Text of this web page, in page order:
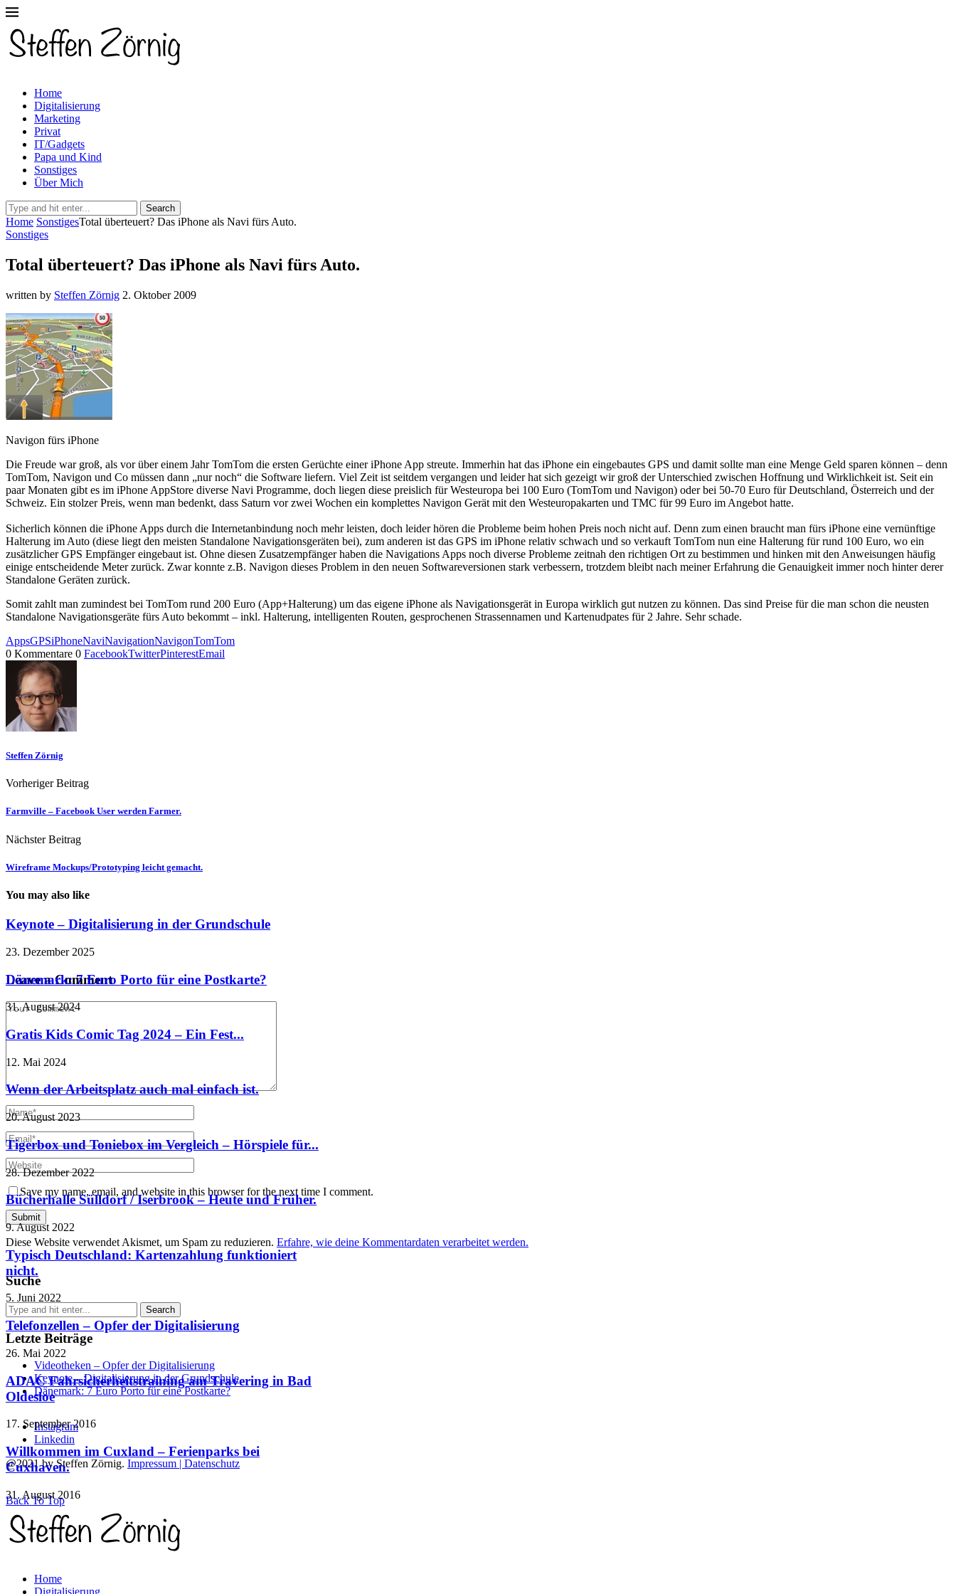
Home
Digitalisierung
Marketing
Privat
IT/Gadgets
Papa und Kind
Sonstiges
Über Mich
Search
Home SonstigesTotal überteuert? Das iPhone als Navi fürs Auto.
Sonstiges
Total überteuert? Das iPhone als Navi fürs Auto.
written by Steffen Zörnig 2. Oktober 2009
Navigon fürs iPhone
Die Freude war groß, als vor über einem Jahr TomTom die ersten Gerüchte einer iPhone App streute. Immerhin hat das iPhone ein eingebautes GPS und damit sollte man eine Menge Geld sparen können – denn
TomTom, Navigon und Co müssen dann „nur noch“ die Software liefern. Viel Zeit ist seitdem vergangen und leider hat sich gezeigt wir groß der Unterschied zwischen Hoffnung und Wirklichkeit ist. Seit ein
paar Monaten gibt es im iPhone AppStore diverse Navi Programme, doch liegen diese preislich für Westeuropa bei 100 Euro (TomTom und Navigon) oder bei 50-70 Euro für Deutschland, Österreich und der
Schweiz. Ein stolzer Preis, wenn man bedenkt, dass Saturn vor zwei Wochen ein komplettes Navigon Gerät mit den Westeuropakarten und TMC für 99 Euro im Angebot hatte.
Sicherlich können die iPhone Apps durch die Internetanbindung noch mehr leisten, doch leider hören die Probleme beim hohen Preis noch nicht auf. Denn zum einen braucht man fürs iPhone eine vernünftige
Halterung im Auto (diese liegt den meisten Standalone Navigationsgeräten bei), zum anderen ist das GPS im iPhone relativ schwach und so verkauft TomTom nun eine Halterung für rund 100 Euro, wo ein
zusätzlicher GPS Empfänger eingebaut ist. Ohne diesen Zusatzempfänger haben die Navigations Apps noch diverse Probleme zeitnah den richtigen Ort zu bestimmen und hinken mit den Anweisungen häufig
einige entscheidende Meter zurück. Zwar konnte z.B. Navigon dieses Problem in den neuen Softwareversionen stark verbessern, trotzdem bleibt nach meiner Erfahrung die Genauigkeit immer noch hinter derer
Standalone Geräten zurück.
Somit zahlt man zumindest bei TomTom rund 200 Euro (App+Halterung) um das eigene iPhone als Navigationsgerät in Europa wirklich gut nutzen zu können. Das sind Preise für die man schon die neusten
Standalone Navigationsgeräte fürs Auto bekommt – inkl. Halterung, intelligenten Routen, gesprochenen Strassennamen und Kartenudpates für 2 Jahre. Sehr schade.
AppsGPSiPhoneNaviNavigationNavigonTomTom
0 Kommentare 0 FacebookTwitterPinterestEmail
Steffen Zörnig
Vorheriger Beitrag
Farmville – Facebook User werden Farmer.
Nächster Beitrag
Wireframe Mockups/Prototyping leicht gemacht.
You may also like
Keynote – Digitalisierung in der Grundschule
23. Dezember 2025
Dänemark: 7 Euro Porto für eine Postkarte?
31. August 2024
Gratis Kids Comic Tag 2024 – Ein Fest...
12. Mai 2024
Wenn der Arbeitsplatz auch mal einfach ist.
20. August 2023
Tigerbox und Toniebox im Vergleich – Hörspiele für...
28. Dezember 2022
Bücherhalle Sülldorf / Iserbrook – Heute und Früher.
9. August 2022
Typisch Deutschland: Kartenzahlung funktioniert
nicht.
5. Juni 2022
Telefonzellen – Opfer der Digitalisierung
26. Mai 2022
ADAC Fahrsicherheitstraining am Travering in Bad
Oldesloe
17. September 2016
Willkommen im Cuxland – Ferienparks bei
Cuxhaven.
31. August 2016
Leave a Comment
Save my name, email, and website in this browser for the next time I comment.
Diese Website verwendet Akismet, um Spam zu reduzieren. Erfahre, wie deine Kommentardaten verarbeitet werden.
Suche
Letzte Beiträge
Videotheken – Opfer der Digitalisierung
Keynote – Digitalisierung in der Grundschule
Dänemark: 7 Euro Porto für eine Postkarte?
Instagram
Linkedin
@2021 by Steffen Zörnig. Impressum | Datenschutz
Back To Top
Home